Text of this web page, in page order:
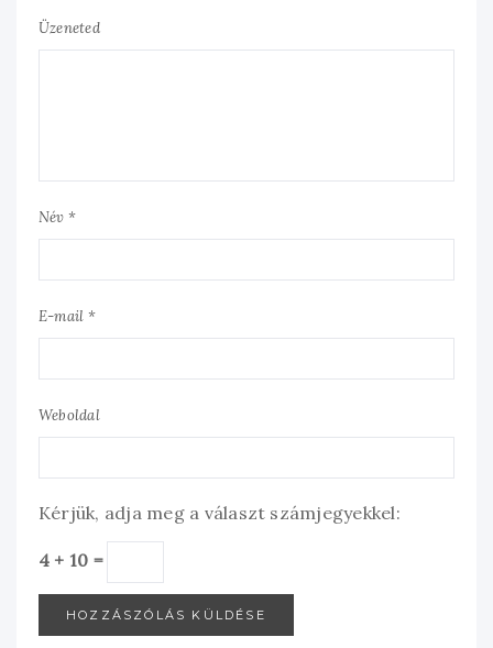
Üzeneted
Név *
E-mail *
Weboldal
Kérjük, adja meg a választ számjegyekkel:
4 + 10 =